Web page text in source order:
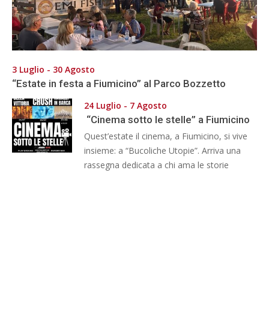
3 Luglio - 30 Agosto
“Estate in festa a Fiumicino” al Parco Bozzetto
24 Luglio - 7 Agosto
“Cinema sotto le stelle” a Fiumicino
Quest’estate il cinema, a Fiumicino, si vive
insieme: a “Bucoliche Utopie”. Arriva una
rassegna dedicata a chi ama le storie